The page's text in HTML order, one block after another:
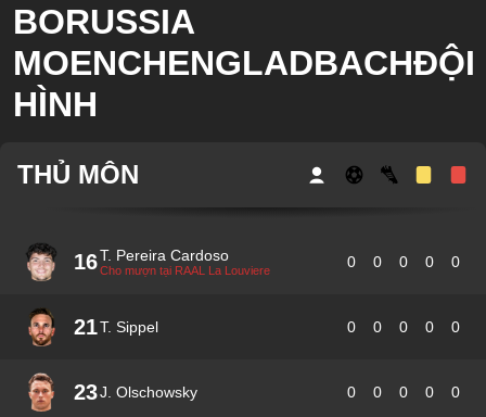
BORUSSIA
MOENCHENGLADBACHĐỘI
HÌNH
THỦ MÔN
16T. Pereira Cardoso
Cho mượn tại RAAL La Louviere 0 0 0 0 0
21T. Sippel 0 0 0 0 0
23J. Olschowsky 0 0 0 0 0